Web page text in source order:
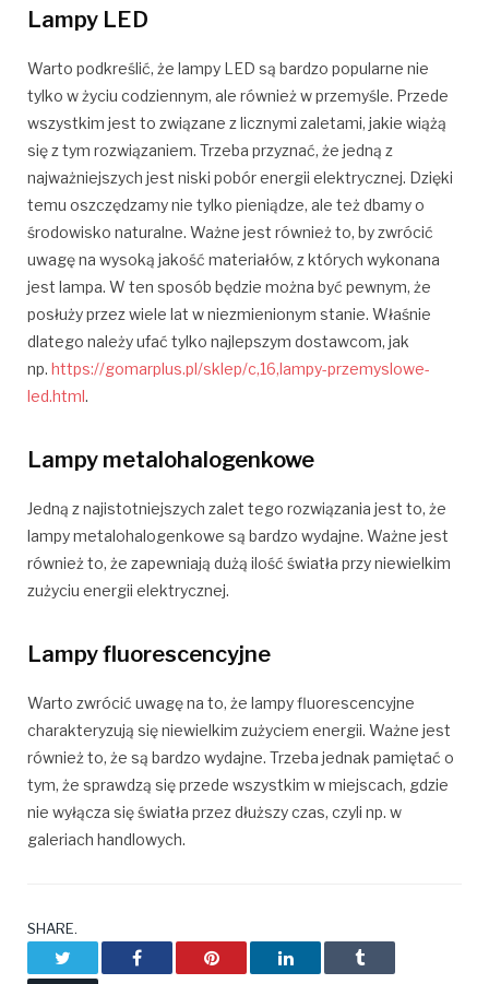
Lampy LED
Warto podkreślić, że lampy LED są bardzo popularne nie
tylko w życiu codziennym, ale również w przemyśle. Przede
wszystkim jest to związane z licznymi zaletami, jakie wiążą
się z tym rozwiązaniem. Trzeba przyznać, że jedną z
najważniejszych jest niski pobór energii elektrycznej. Dzięki
temu oszczędzamy nie tylko pieniądze, ale też dbamy o
środowisko naturalne. Ważne jest również to, by zwrócić
uwagę na wysoką jakość materiałów, z których wykonana
jest lampa. W ten sposób będzie można być pewnym, że
posłuży przez wiele lat w niezmienionym stanie. Właśnie
dlatego należy ufać tylko najlepszym dostawcom, jak
np. https://gomarplus.pl/sklep/c,16,lampy-przemyslowe-
led.html .
Lampy metalohalogenkowe
Jedną z najistotniejszych zalet tego rozwiązania jest to, że
lampy metalohalogenkowe są bardzo wydajne. Ważne jest
również to, że zapewniają dużą ilość światła przy niewielkim
zużyciu energii elektrycznej.
Lampy fluorescencyjne
Warto zwrócić uwagę na to, że lampy fluorescencyjne
charakteryzują się niewielkim zużyciem energii. Ważne jest
również to, że są bardzo wydajne. Trzeba jednak pamiętać o
tym, że sprawdzą się przede wszystkim w miejscach, gdzie
nie wyłącza się światła przez dłuższy czas, czyli np. w
galeriach handlowych.
SHARE.
TwitterFacebookPinterestLinkedInTumblr